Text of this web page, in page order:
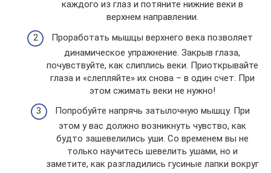
каждого из глаз и потяните нижние веки в
верхнем направлении.
Проработать мышцы верхнего века позволяет
динамическое упражнение. Закрыв глаза,
почувствуйте, как слиплись веки. Приоткрывайте
глаза и «слепляйте» их снова – в один счет. При
этом сжимать веки не нужно!
Попробуйте напрячь затылочную мышцу. При
этом у вас должно возникнуть чувство, как
будто зашевелились уши. Со временем вы не
только научитесь шевелить ушами, но и
заметите, как разгладились гусиные лапки вокруг